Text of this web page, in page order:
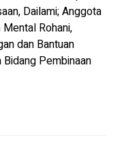
Dailami; Anggota
Rohani,
dan Bantuan
Bidang Pembinaan